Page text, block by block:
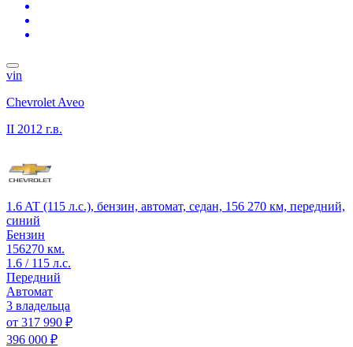
vin
Chevrolet Aveo
II 2012 г.в.
1.6 AT (115 л.с.), бензин, автомат, седан, 156 270 км, передний,
синий
Бензин
156270 км.
1.6 / 115 л.с.
Передний
Автомат
3 владельца
от 317 990 ₽
396 000 ₽